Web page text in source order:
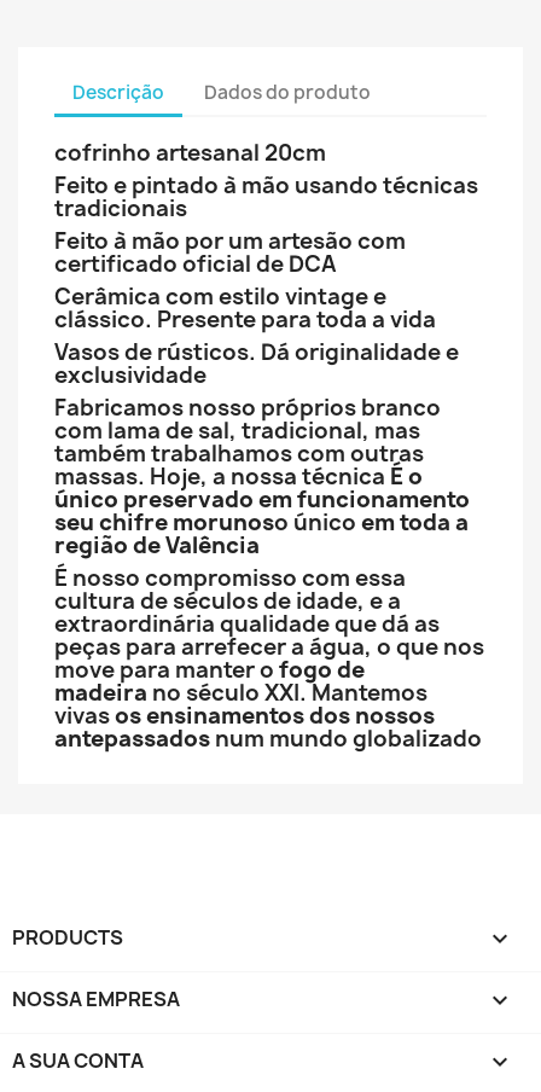
Descrição Dados do produto
cofrinho artesanal 20cm
Feito e pintado à mão usando técnicas
tradicionais
Feito à mão por um artesão com
certificado oficial de DCA
Cerâmica com estilo vintage e
clássico. Presente para toda a vida
Vasos de rústicos. Dá originalidade e
exclusividade
Fabricamos nosso próprios branco
com lama de sal, tradicional, mas
também trabalhamos com outras
massas. Hoje, a nossa técnica É o
único preservado em funcionamento
seu chifre morunoso único em toda a
região de Valência
É nosso compromisso com essa
cultura de séculos de idade, e a
extraordinária qualidade que dá as
peças para arrefecer a água, o que nos
move para manter o fogo de
madeira no século XXI. Mantemos
vivasos ensinamentos dos nossos
antepassados num mundo globalizado
PRODUCTS 
NOSSA EMPRESA 
A SUA CONTA 